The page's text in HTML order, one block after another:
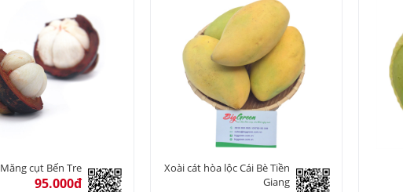
Măng cụt Bến Tre
95.000đ
Xoài cát hòa lộc Cái Bè Tiền
Giang